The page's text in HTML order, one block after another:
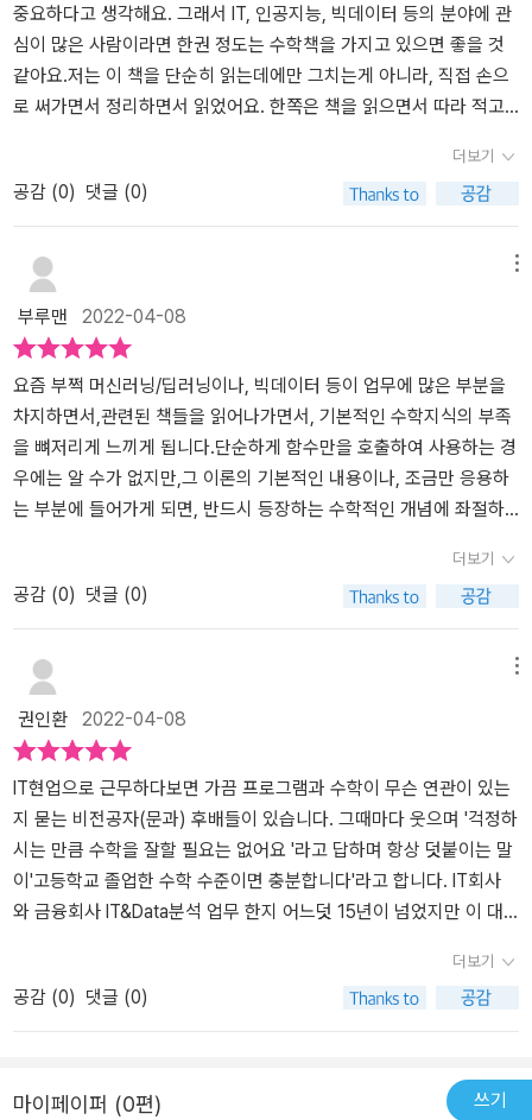
과정에 있지 않지만 유의미한 연관 개념들도 함께 언급하며 이해와
사고의 확장을 돕습니다.수포자였던 경험상 수학수업은 이전 파트에
대한 이해가 부족하면 다음 파트를 풀기 어려웠습니다. 하지만 이 책
은 매 파트마다 바닥부터 천천히 새로이 접근합니다. 그래서 이전 내
었습니다. 이는 나중에 필요한 부분만 발췌독을 할때도 특히나 더욱
도움이 될거 같습니다.하지만 단점이 없는것은 아닙니다. 각 파트별
개념에 대한 개요만 간단히 집고 넘어가고 또 이에 대한 숙달하는 과
정이 없기 때문에 채득을 하는데 있어서는 문제사항이 있습니다. 하
지만 이 책이 지향하는 바는 다시 고등학교 수학을 훑어보고 그 기억
들을 되살리는데 주 목적입니다. 그래서 중요한 파트의 경우 어떤 책
을 보고 어떻게 공부해 나가야 하는지에 대한 조언도 담겨있었습니
다.개인적으로 재미있었던 부분은 작가의 여러 지식들입니다. 해당
학문이 왜 어떻게 무슨 방법으로 알려졌고 세상에 밝혀졌으며 이런
사건들을 에피소드 기반으로 재밋게 설명 합니다. 이런 요소들은 작
가가 얼마나 수학에 대해 진심이고 또 이를 읽으며 집중력이 높아졌
습니다.여기서 멈추지 않고 부제에도 써있듯이 프로그래머들에게 응
이 수학들이 어디서 어떻게 쓰이고 있는가를 알려줍니다.책을 완독하
고 나니 머리속에 안개처럼 가려져 있던 수학적 지식들이 조금 더 밝
혀 져있고 점들로 보였던 부분들이 다시금 선으로 연결되어 무엇을
더 할 수 있을지 무엇을 더 심화 해서 봐야할지가 그려집니다.이런 리
마인더 기회를 가지며 과거 가졌던 수학적인 사고를 다시 통통 할 수
있는 느낌이 들어 기분이 좋습니다.
중요하다고 생각해요. 그래서 IT, 인공지능, 빅데이터 등의 분야에 관
심이 많은 사람이라면 한권 정도는 수학책을 가지고 있으면 좋을 것
같아요.저는 이 책을 단순히 읽는데에만 그치는게 아니라, 직접 손으
로 써가면서 정리하면서 읽었어요. 한쪽은 책을 읽으면서 따라 적고,
대로 이해했는지 확인하기 위해 문제도 풀었어요. 문제 풀고 틀리면
다시 읽어보고, 맞으면 정리하고 넘어갔죠. 이렇게 하니까 마치 다시
고등학생으로 돌아간 기분이였어요 ㅋㅋㅋㅋ 사실 리뷰를 할때는 1
장 위주로 보여줬지만, 실제는 6장 확률과 통계부터 공부했어요. 왜
냐면 제 관심사가 빅데이터여서 빠르게 통계 지식 습득이 필요했거든
요. 거의 중학교 내용부터 대학교 심화 내용까지 단계별로 다루고 있
어서, 공부하는데 좋았어요!! 단계적으로 수학 공부하는 사람들에게
도 추천 드려요!정말 책의 내용은 이해하기 쉽고, 설명이 잘 되어있고,
어려운 것은 거의 다 제가 처음보는 개념이더라구요. 그래서 책 반복
적으로 읽고 유튜브 강의도 보면서 공부했어요! 정말 수학 공부의 길
라잡이가 되어준 책이에요..!이번 기회에 다시 수학 공부 할 수 있어서
너무 흥미로웠고, 틈틈히 공부하여 통계 기반 데이터 분석할 수 있는
더보기
공감 (0) 댓글 (0)
부루맨 2022-04-08
요즘 부쩍 머신러닝/딥러닝이나, 빅데이터 등이 업무에 많은 부분을
차지하면서,관련된 책들을 읽어나가면서, 기본적인 수학지식의 부족
을 뼈저리게 느끼게 됩니다.단순하게 함수만을 호출하여 사용하는 경
우에는 알 수가 없지만,그 이론의 기본적인 내용이나, 조금만 응용하
는 부분에 들어가게 되면, 반드시 등장하는 수학적인 개념에 좌절하
들은 대부분 학생들을 위한 수험서이거나,전공자들이나 이해할만한
너무 전문적인 책이라몇 번을 시도하다가 실패하곤 했습니다.이 책은
수학의 기본적인 내용을 시작으로,고등학교 기본 수학의 전반을 포함
하고 있어서,수학의 기본을 다시 잡고자 하는 일반인들에게 큰 도움
이 되리라 생각됩니다.또, 각 공식들의 이론적인 배경이나, 응용방법
에 대해서도 정리가 되어 있어서문뜩 학교 다닐때는 몰랐던 세상을
발견하는 기분도 듭니다.다시 수학이 업무의 중요한 부분이 되어 버
려서,까맣게 잊고 지내던 수학과 다시 친해져야 하는 개발자 분들에
게 추천합니다.
더보기
공감 (0) 댓글 (0)
권인환 2022-04-08
IT현업으로 근무하다보면 가끔 프로그램과 수학이 무슨 연관이 있는
지 묻는 비전공자(문과) 후배들이 있습니다. 그때마다 웃으며 '걱정하
시는 만큼 수학을 잘할 필요는 없어요 '라고 답하며 항상 덧붙이는 말
이'고등학교 졸업한 수학 수준이면 충분합니다'라고 합니다. IT회사
와 금융회사 IT&Data분석 업무 한지 어느덧 15년이 넘었지만 이 대
하는 친구들은 수학에서 배운 증명이라는 과정을 잘 이해는 친구이
며, Data조회를 하는 SQL구문을 작성하더라도 수학에서 가장 먼저
배우는 집합과 명제를 잘 이해하는 친구가 더 잘할 수밖에 없는 것이
데이터 사이언티스 와 같은 분석 역량에서도 가장 먼저 나오는 것이
더보기
공감 (0) 댓글 (0)
마이페이퍼 (0편) 쓰기